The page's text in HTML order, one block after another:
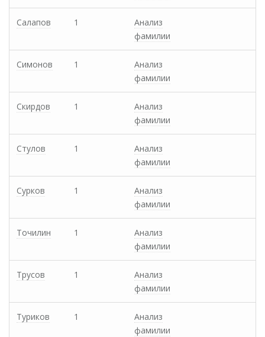
Салапов 1
Анализ
фамилии
Симонов 1
Анализ
фамилии
Скирдов 1
Анализ
фамилии
Стулов 1
Анализ
фамилии
Сурков 1
Анализ
фамилии
Точилин 1
Анализ
фамилии
Трусов 1
Анализ
фамилии
Туриков 1
Анализ
фамилии